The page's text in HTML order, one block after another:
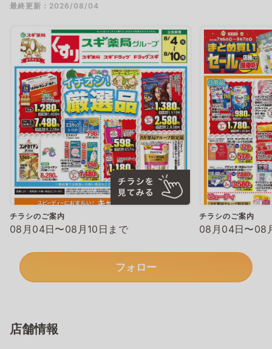
最終更新：2026/08/04
チラシのご案内
08月04日〜08月10日まで
チラシのご案内
08月04日〜08
フォロー
店舗情報